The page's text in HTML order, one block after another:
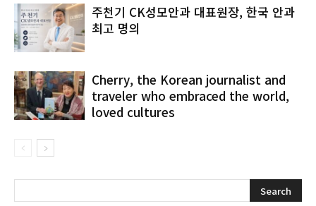
주천기 CK성모안과 대표원장, 한국 안과
최고 명의
Cherry, the Korean journalist and
traveler who embraced the world,
loved cultures